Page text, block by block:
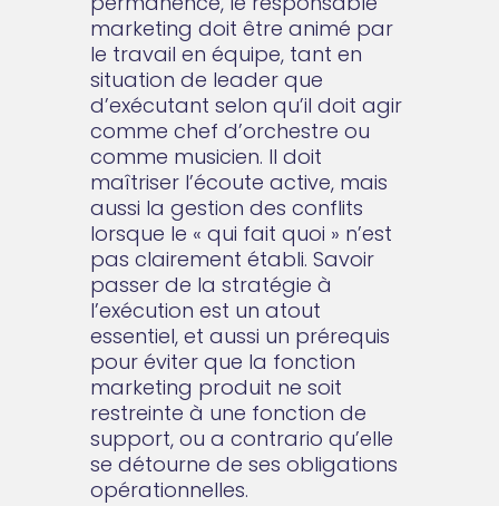
marketing doit être animé par
le travail en équipe, tant en
situation de leader que
d’exécutant selon qu’il doit agir
comme chef d’orchestre ou
comme musicien. Il doit
maîtriser l’écoute active, mais
aussi la gestion des conflits
lorsque le « qui fait quoi » n’est
pas clairement établi. Savoir
passer de la stratégie à
l’exécution est un atout
essentiel, et aussi un prérequis
pour éviter que la fonction
marketing produit ne soit
restreinte à une fonction de
support, ou a contrario qu’elle
se détourne de ses obligations
opérationnelles.